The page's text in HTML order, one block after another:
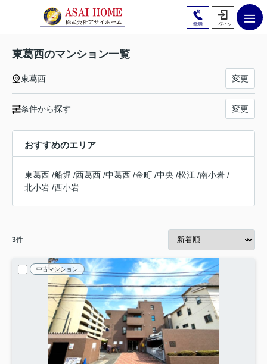
東葛西のマンション一覧
東葛西 変更
条件から探す 変更
おすすめのエリア
東葛西 /船堀 /西葛西 /中葛西 /金町 /中央 /松江 /南小岩 /
北小岩 /西小岩
3件
中古マンション